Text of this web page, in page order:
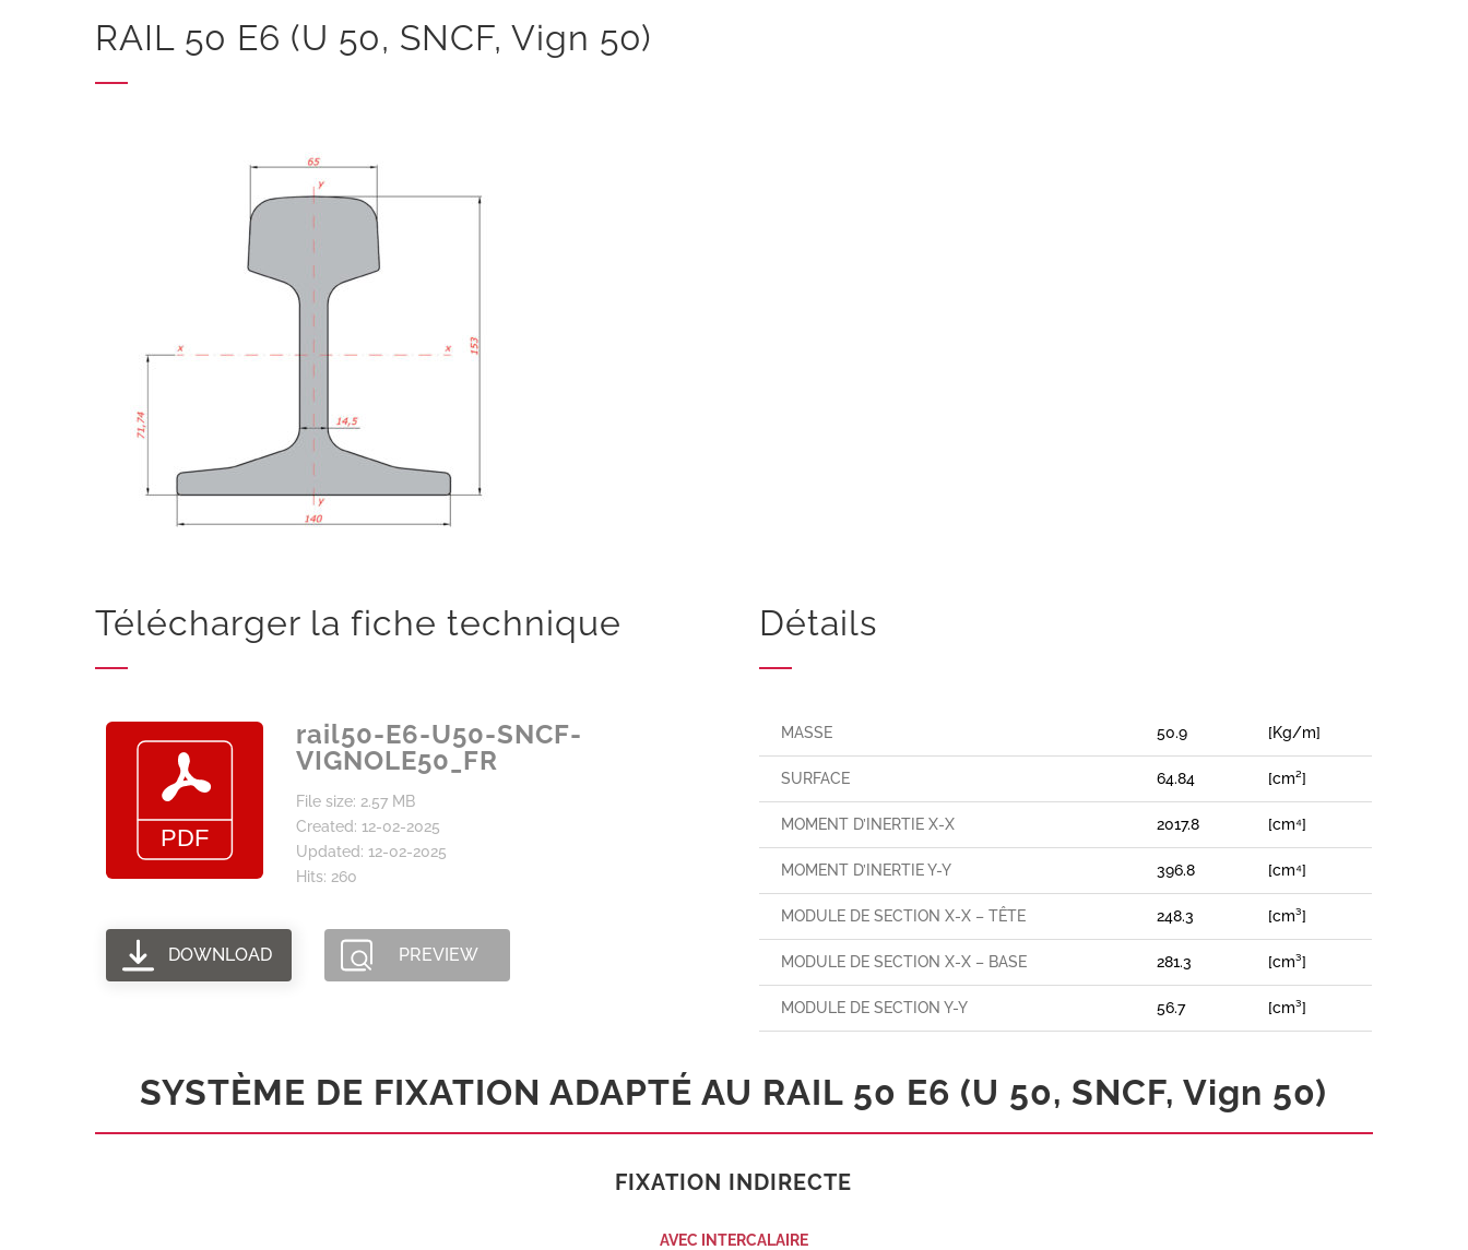
RAIL 50 E6 (U 50, SNCF, Vign 50)
Télécharger la fiche technique
rail50-E6-U50-SNCF-
VIGNOLE50_FR
File size: 2.57 MB
Created: 12-02-2025
Updated: 12-02-2025
Hits: 260
DOWNLOAD PREVIEW
Détails
MASSE 50.9 [Kg/m]
SURFACE 64.84 [cm²]
MOMENT D’INERTIE X-X 2017.8 [cm⁴]
MOMENT D’INERTIE Y-Y 396.8 [cm⁴]
MODULE DE SECTION X-X – TÊTE 248.3 [cm³]
MODULE DE SECTION X-X – BASE 281.3 [cm³]
MODULE DE SECTION Y-Y 56.7 [cm³]
SYSTÈME DE FIXATION ADAPTÉ AU RAIL 50 E6 (U 50, SNCF, Vign 50)
FIXATION INDIRECTE
AVEC INTERCALAIRE